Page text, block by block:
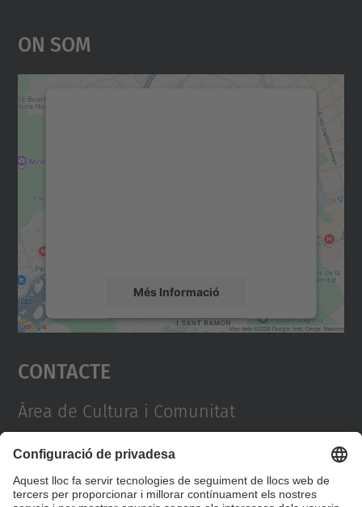
On Som
Més Informació
Accepta
powered by
Contacte
Àrea de Cultura i Comunitat
Campus Diagonal Nord, Edifici VX (Vèrtex). Pl.